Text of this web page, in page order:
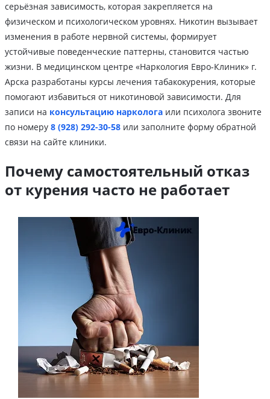
серьёзная зависимость, которая закрепляется на
физическом и психологическом уровнях. Никотин вызывает
изменения в работе нервной системы, формирует
устойчивые поведенческие паттерны, становится частью
жизни. В медицинском центре «Наркология Евро-Клиник» г.
Арска разработаны курсы лечения табакокурения, которые
помогают избавиться от никотиновой зависимости. Для
записи на консультацию нарколога или психолога звоните
по номеру 8 (928) 292-30-58 или заполните форму обратной
связи на сайте клиники.
Почему самостоятельный отказ
от курения часто не работает